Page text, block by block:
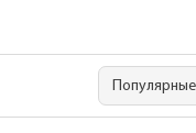
Популярные